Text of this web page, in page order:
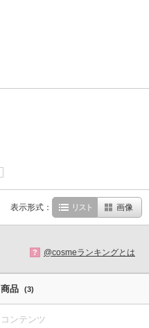
表示形式： リスト 画像
? @cosmeランキングとは
商品 (3)
コンテンツ